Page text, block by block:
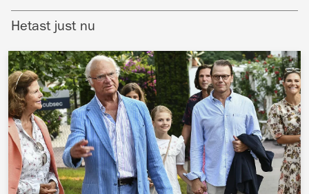
VÄRLDENS KUNGAHUS
Brittiska kungahuset
Norska kungahuset
Danska kungahuset
Spanska kungahuset
Nederländska kungahuset
Belgiska kungahuset
Hetast just nu